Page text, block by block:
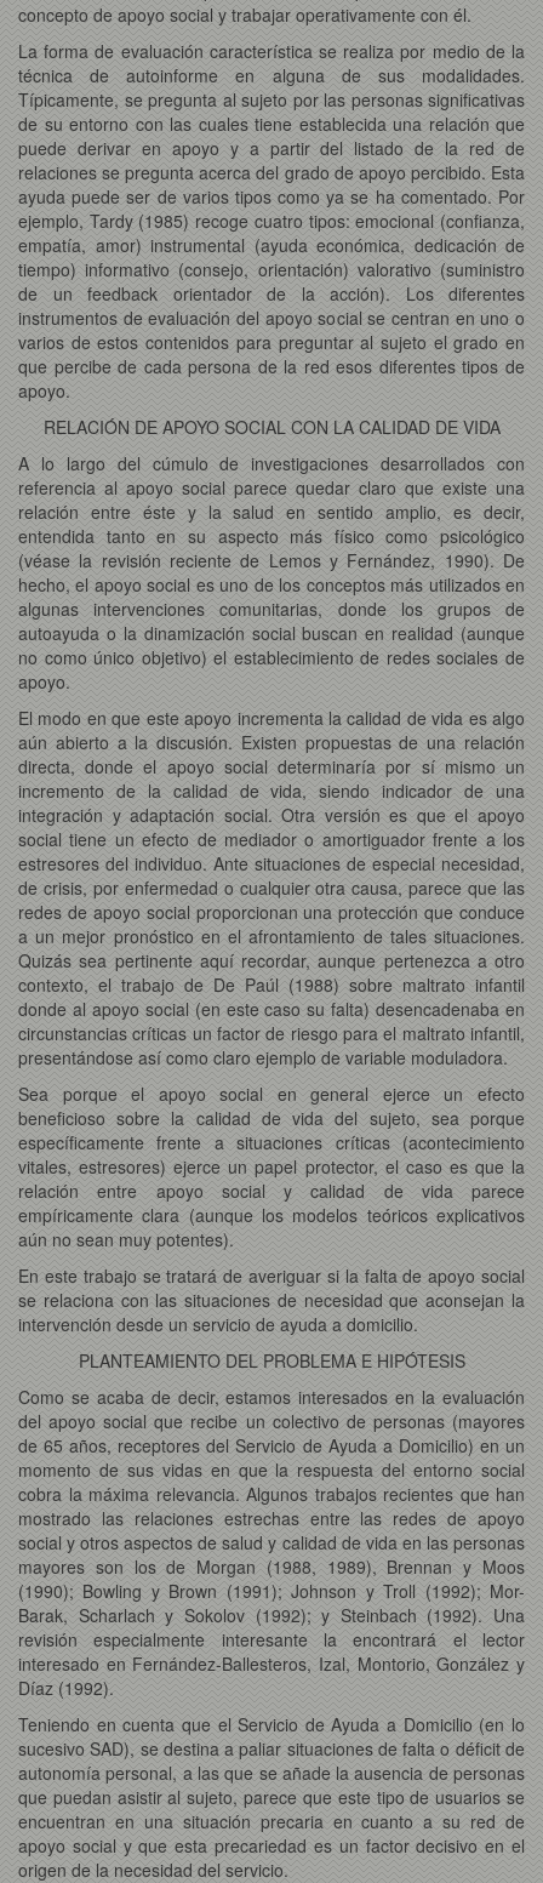
concepto de apoyo social y trabajar operativamente con él.
La forma de evaluación característica se realiza por medio de la
técnica de autoinforme en alguna de sus modalidades.
Típicamente, se pregunta al sujeto por las personas significativas
de su entorno con las cuales tiene establecida una relación que
puede derivar en apoyo y a partir del listado de la red de
relaciones se pregunta acerca del grado de apoyo percibido. Esta
ayuda puede ser de varios tipos como ya se ha comentado. Por
ejemplo, Tardy (1985) recoge cuatro tipos: emocional (confianza,
empatía, amor) instrumental (ayuda económica, dedicación de
tiempo) informativo (consejo, orientación) valorativo (suministro
de un feedback orientador de la acción). Los diferentes
instrumentos de evaluación del apoyo social se centran en uno o
varios de estos contenidos para preguntar al sujeto el grado en
que percibe de cada persona de la red esos diferentes tipos de
apoyo.
RELACIÓN DE APOYO SOCIAL CON LA CALIDAD DE VIDA
A lo largo del cúmulo de investigaciones desarrollados con
referencia al apoyo social parece quedar claro que existe una
relación entre éste y la salud en sentido amplio, es decir,
entendida tanto en su aspecto más físico como psicológico
(véase la revisión reciente de Lemos y Fernández, 1990). De
hecho, el apoyo social es uno de los conceptos más utilizados en
algunas intervenciones comunitarias, donde los grupos de
autoayuda o la dinamización social buscan en realidad (aunque
no como único objetivo) el establecimiento de redes sociales de
apoyo.
El modo en que este apoyo incrementa la calidad de vida es algo
aún abierto a la discusión. Existen propuestas de una relación
directa, donde el apoyo social determinaría por sí mismo un
incremento de la calidad de vida, siendo indicador de una
integración y adaptación social. Otra versión es que el apoyo
social tiene un efecto de mediador o amortiguador frente a los
estresores del individuo. Ante situaciones de especial necesidad,
de crisis, por enfermedad o cualquier otra causa, parece que las
redes de apoyo social proporcionan una protección que conduce
a un mejor pronóstico en el afrontamiento de tales situaciones.
Quizás sea pertinente aquí recordar, aunque pertenezca a otro
contexto, el trabajo de De Paúl (1988) sobre maltrato infantil
donde al apoyo social (en este caso su falta) desencadenaba en
circunstancias críticas un factor de riesgo para el maltrato infantil,
presentándose así como claro ejemplo de variable moduladora.
Sea porque el apoyo social en general ejerce un efecto
beneficioso sobre la calidad de vida del sujeto, sea porque
específicamente frente a situaciones críticas (acontecimiento
vitales, estresores) ejerce un papel protector, el caso es que la
relación entre apoyo social y calidad de vida parece
empíricamente clara (aunque los modelos teóricos explicativos
aún no sean muy potentes).
En este trabajo se tratará de averiguar si la falta de apoyo social
se relaciona con las situaciones de necesidad que aconsejan la
intervención desde un servicio de ayuda a domicilio.
PLANTEAMIENTO DEL PROBLEMA E HIPÓTESIS
Como se acaba de decir, estamos interesados en la evaluación
del apoyo social que recibe un colectivo de personas (mayores
de 65 años, receptores del Servicio de Ayuda a Domicilio) en un
momento de sus vidas en que la respuesta del entorno social
cobra la máxima relevancia. Algunos trabajos recientes que han
mostrado las relaciones estrechas entre las redes de apoyo
social y otros aspectos de salud y calidad de vida en las personas
mayores son los de Morgan (1988, 1989), Brennan y Moos
(1990); Bowling y Brown (1991); Johnson y Troll (1992); Mor-
Barak, Scharlach y Sokolov (1992); y Steinbach (1992). Una
revisión especialmente interesante la encontrará el lector
interesado en Fernández-Ballesteros, Izal, Montorio, González y
Díaz (1992).
Teniendo en cuenta que el Servicio de Ayuda a Domicilio (en lo
sucesivo SAD), se destina a paliar situaciones de falta o déficit de
autonomía personal, a las que se añade la ausencia de personas
que puedan asistir al sujeto, parece que este tipo de usuarios se
encuentran en una situación precaria en cuanto a su red de
apoyo social y que esta precariedad es un factor decisivo en el
origen de la necesidad del servicio.